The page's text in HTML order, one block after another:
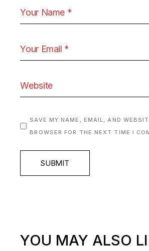
SAVE MY NAME, EMAIL, AND
BROWSER FOR THE NEXT TIME I
SUBMIT
YOU MAY ALSO